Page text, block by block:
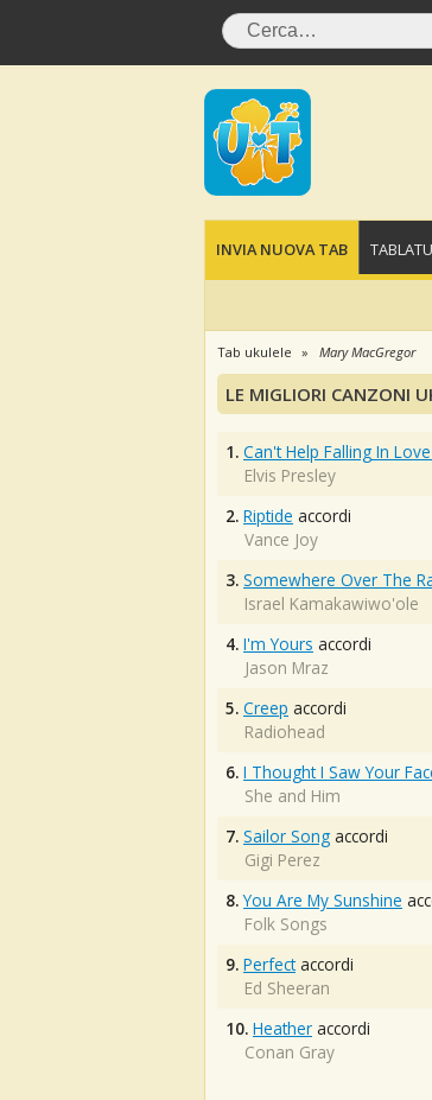
INVIA NUOVA TAB
Tab ukulele Mary MacGregor
LE MIGLIORI CANZONI
1. Can't Help Falling In
Elvis Presley
2. Riptide accordi
Vance Joy
3. Somewhere Over The
Israel Kamakawiwo'ole
4. I'm Yours accordi
Jason Mraz
5. Creep accordi
Radiohead
6. I Thought I Saw Your
She and Him
7. Sailor Song accordi
Gigi Perez
8. You Are My Sunshine
Folk Songs
9. Perfectaccordi
Ed Sheeran
10. Heather accordi
Conan Gray